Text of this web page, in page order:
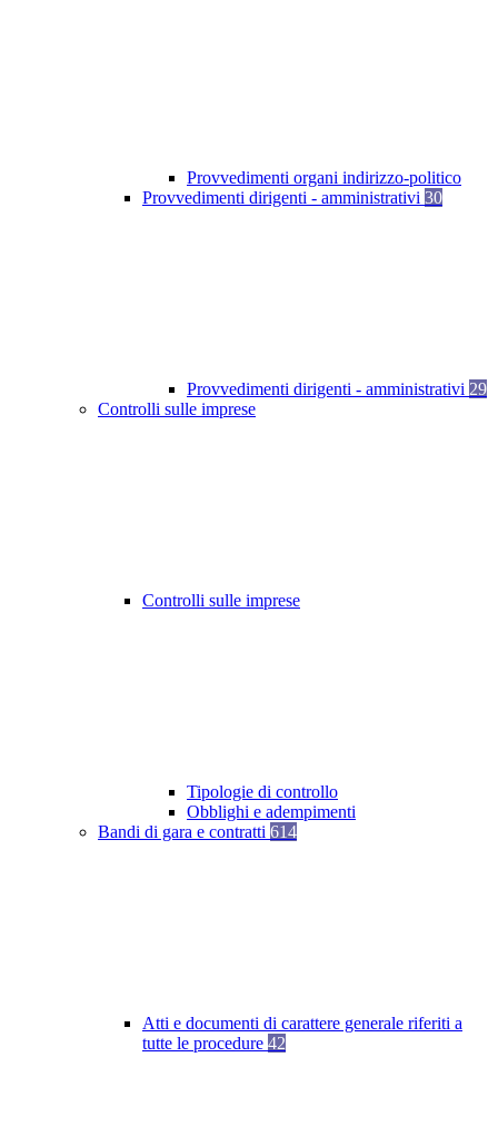
Provvedimenti organi indirizzo-politico
Provvedimenti dirigenti - amministrativi 30
Provvedimenti dirigenti - amministrativi 29
Controlli sulle imprese
Controlli sulle imprese
Tipologie di controllo
Obblighi e adempimenti
Bandi di gara e contratti 614
Atti e documenti di carattere generale riferiti a
tutte le procedure 42